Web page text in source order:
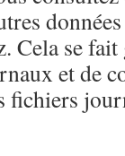
Cela se
et de
fichiers